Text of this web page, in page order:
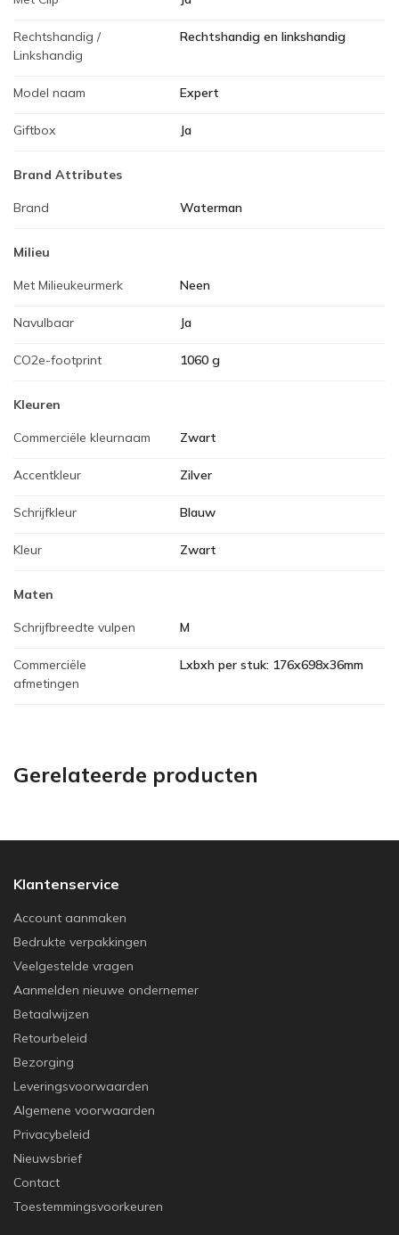
Rechtshandig /
Linkshandig
Rechtshandig en linkshandig
Model naam Expert
Giftbox Ja
Brand Attributes
Brand Waterman
Milieu
Met Milieukeurmerk Neen
Navulbaar Ja
CO2e-footprint 1060 g
Kleuren
Commerciële kleurnaam Zwart
Accentkleur Zilver
Schrijfkleur Blauw
Kleur Zwart
Maten
Schrijfbreedte vulpen M
Commerciële
afmetingen
Lxbxh per stuk: 176x698x36mm
Gerelateerde producten
Klantenservice
Account aanmaken
Bedrukte verpakkingen
Veelgestelde vragen
Aanmelden nieuwe ondernemer
Betaalwijzen
Retourbeleid
Bezorging
Leveringsvoorwaarden
Algemene voorwaarden
Privacybeleid
Nieuwsbrief
Contact
Toestemmingsvoorkeuren